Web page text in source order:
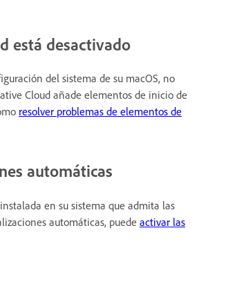
está desactivado
del sistema de su macOS, no
Cloud añade elementos de inicio de
resolver problemas de elementos de
automáticas
en su sistema que admita las
automáticas, puede activar las